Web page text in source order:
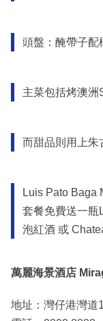
頭盤：醃帶子配
主菜包括烤澳洲
而甜品則用上朱
Luis Pato Baga
套餐免費送一瓶
泡紅酒 或
萬麗海景酒店
地址：灣仔港灣道